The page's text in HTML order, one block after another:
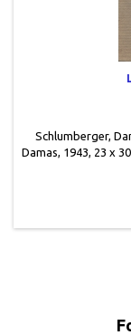
Schlumberger,
Damas, 1943, 23 x